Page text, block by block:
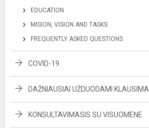
EDUCATION
MISION, VISION AND TASKS
FREQUENTLY ASKED QUESTIONS
COVID-19
DAŽNIAUSIAI UŽDUODAMI KLAUSIMAI
KONSULTAVIMASIS SU VISUOMENE